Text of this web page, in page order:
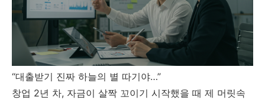
“대출받기 진짜 하늘의 별 따기야…”
창업 2년 차, 자금이 살짝 꼬이기 시작했을 때 제 머릿속